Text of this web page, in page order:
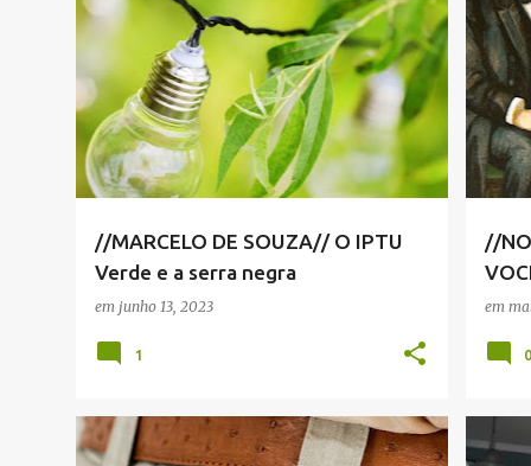
//MARCELO DE SOUZA// O IPTU
Verde e a serra negra
em junho 13, 2023
MARCELO DE SOUZA +2
1
//
SUA
em
VIVA!
0
FERNANDO PESCIOTTA